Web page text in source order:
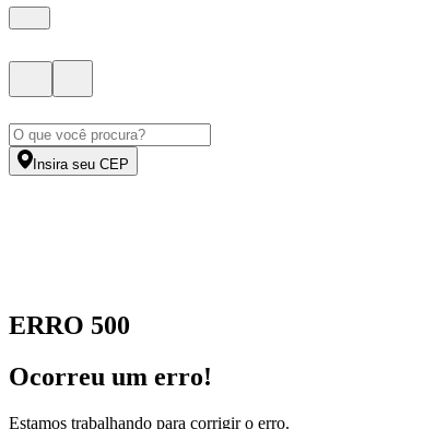
Insira seu CEP
ERRO 500
Ocorreu um erro!
Estamos trabalhando para corrigir o erro.